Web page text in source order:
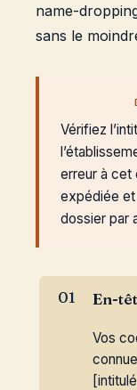
name-
sans le
Vérifiez
erreur à cet
expédiée et
dossier par
En-
Vos